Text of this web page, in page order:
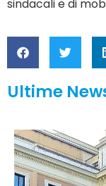
sindacali e di
Ultime